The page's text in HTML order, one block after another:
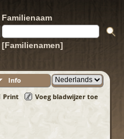
Familienaam
[Familienamen]
Info
Print Voeg bladwijzer toe